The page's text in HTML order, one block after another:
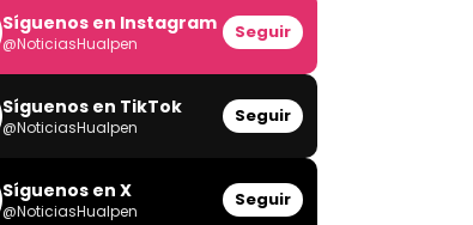
Síguenos en Instagram
@NoticiasHualpen Seguir
Síguenos en TikTok
@NoticiasHualpen Seguir
Síguenos en X
@NoticiasHualpen Seguir